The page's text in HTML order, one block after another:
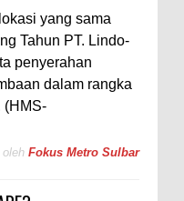
yang sama
Tahun PT. Lindo-
penyerahan
dalam rangka
(HMS-
Fokus Metro Sulbar